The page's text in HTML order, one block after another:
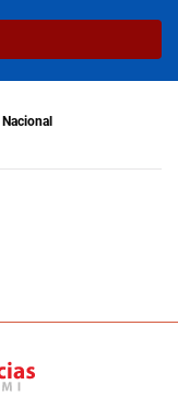
Nacional